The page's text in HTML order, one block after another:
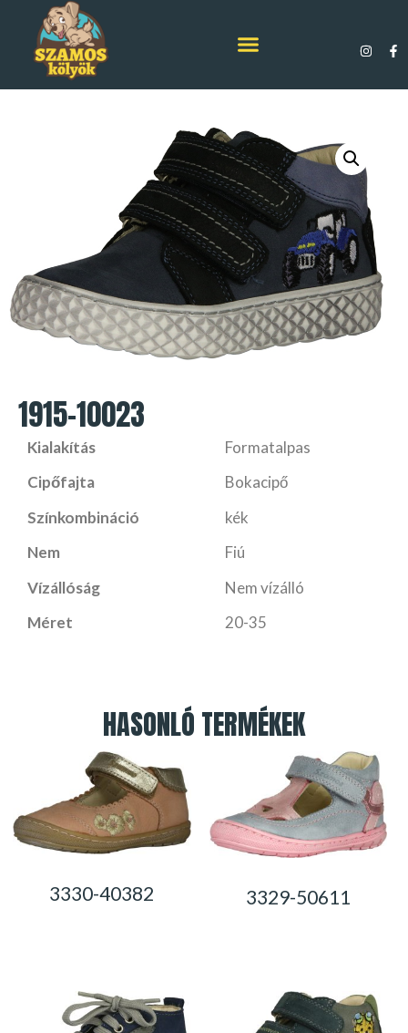
1915-10023
Kialakítás
Formatalpas
Cipőfajta
Bokacipő
Színkombináció
kék
Nem
Fiú
Vízállóság
Nem vízálló
Méret
20-35
HASONLÓ TERMÉKEK
3330-40382 3329-50611